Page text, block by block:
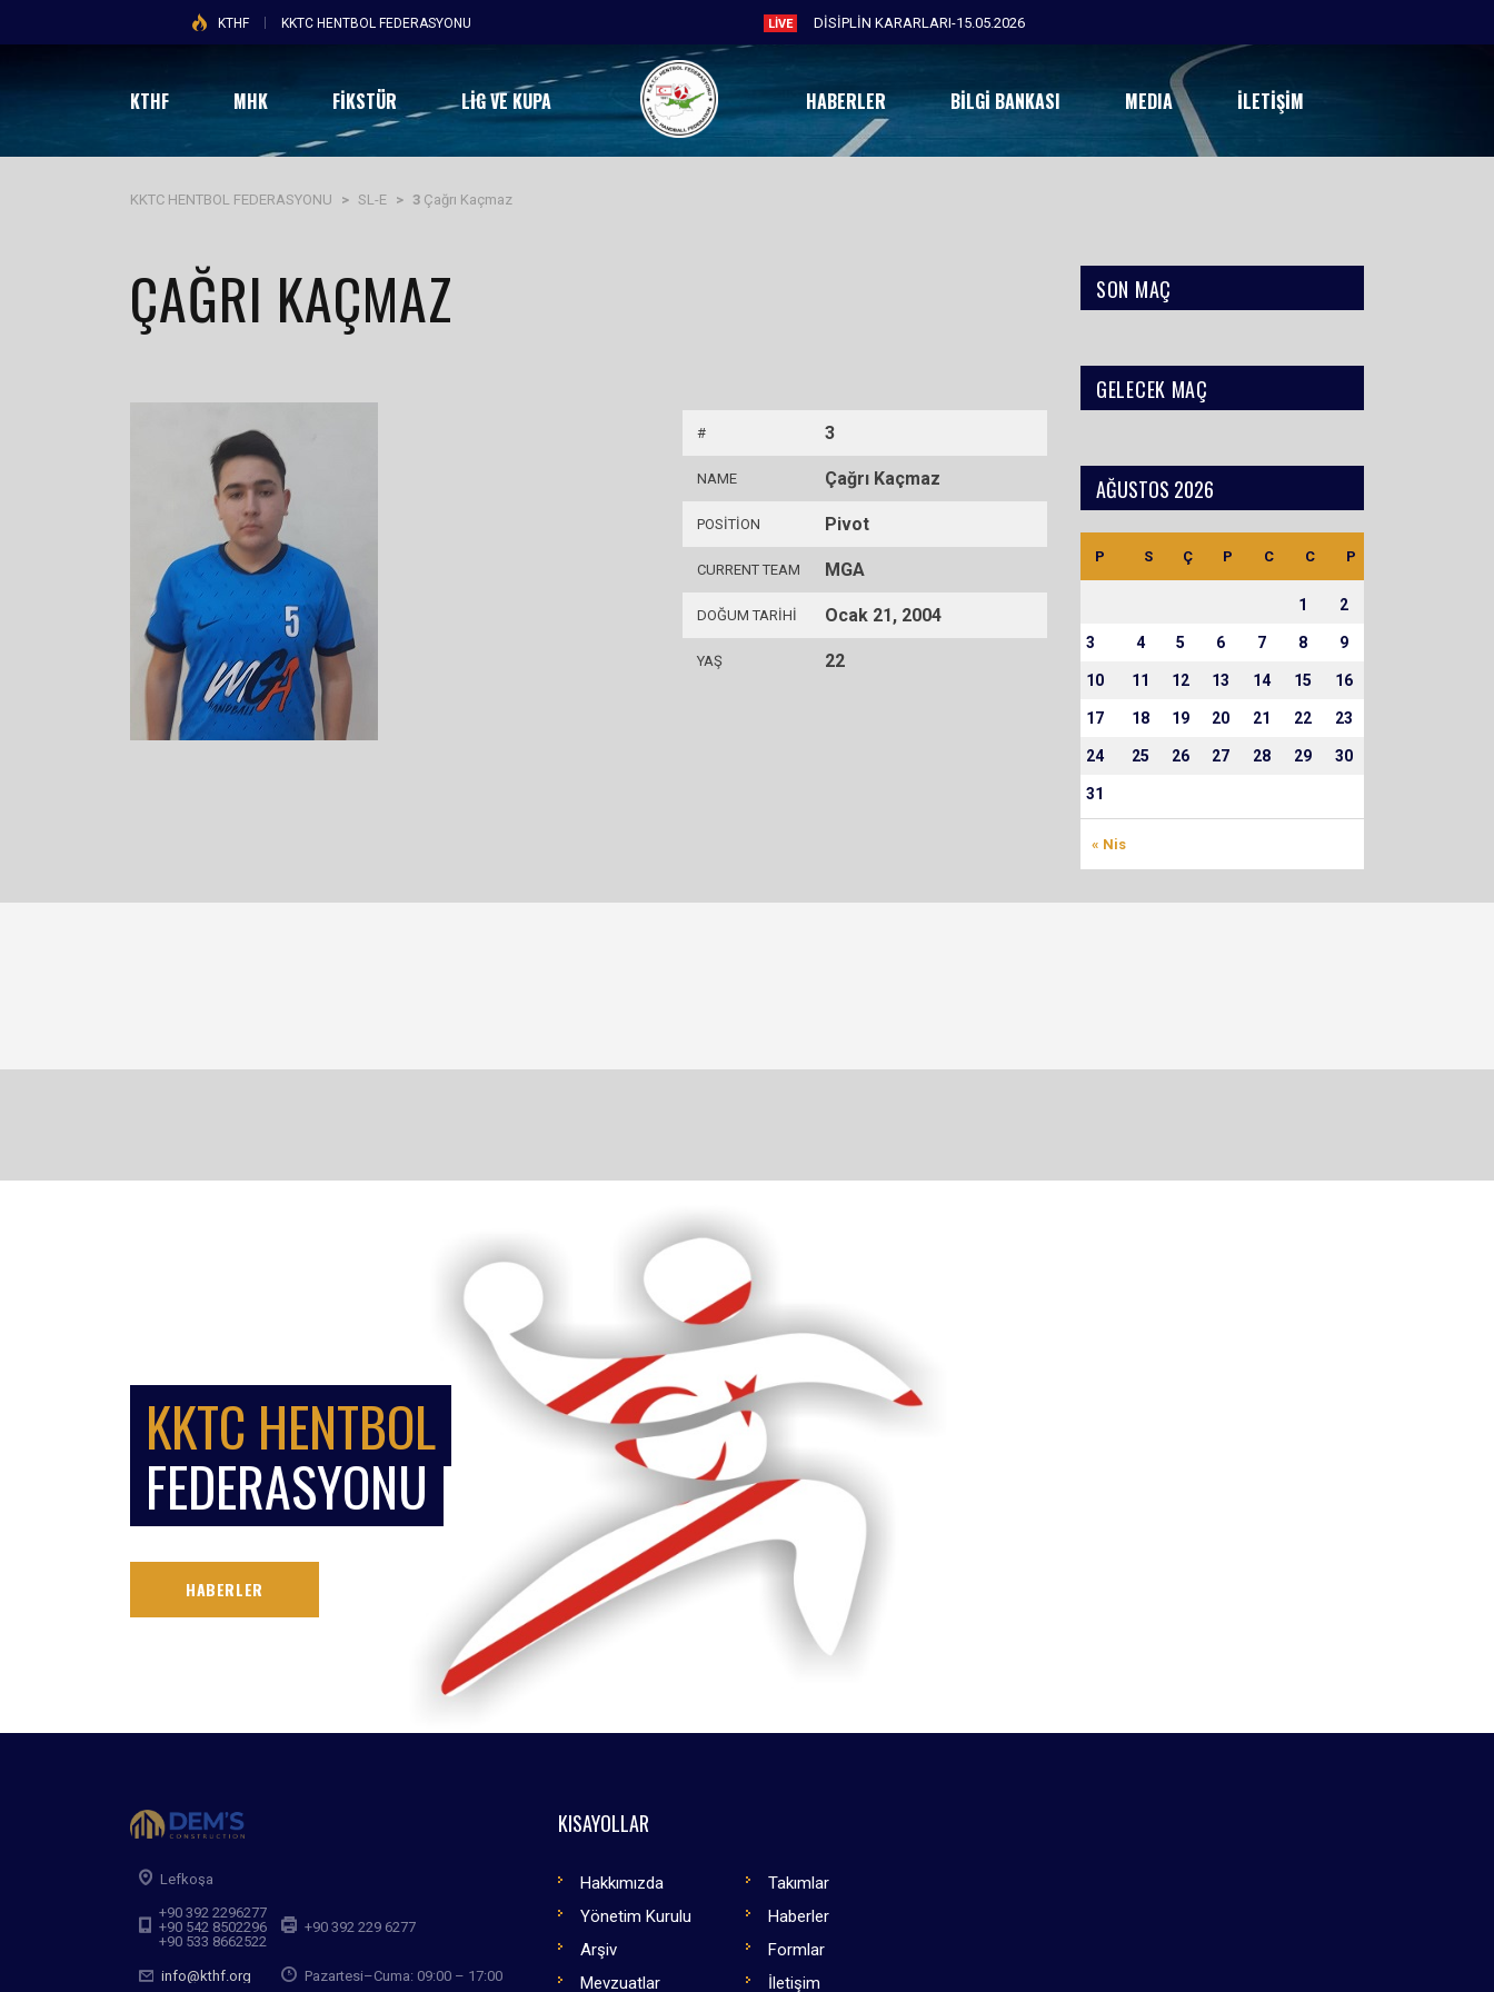
KTHF KKTC HENTBOL FEDERASYONU LIVE DİSİPLİN KARARLARI-15.05.2026
KTHF MHK FİKSTÜR LIG VE KUPA HABERLER BILGI BANKASI MEDIA İLETIŞIM
KKTC HENTBOL FEDERASYONU > SL-E > 3 Çağrı Kaçmaz
ÇAĞRI KAÇMAZ
# 3
NAME Çağrı Kaçmaz
POSITION Pivot
CURRENT TEAM MGA
DOĞUM TARIHI Ocak 21, 2004
YAŞ 22
SON MAÇ
GELECEK MAÇ
AĞUSTOS 2026
P S Ç P C C P
« Nis
1 2
3 4 5 6 7 8 9
10 11 12 13 14 15 16
17 18 19 20 21 22 23
24 25 26 27 28 29 30
31
KKTC HENTBOL
FEDERASYONU
HABERLER
Lefkoşa
+90 392 2296277
+90 542 8502296
+90 533 8662522
+90 392 229 6277
info@kthf.org Pazartesi–Cuma: 09:00 – 17:00
KISAYOLLAR
Hakkımızda
Takımlar
Yönetim Kurulu
Haberler
Arşiv
Formlar
Mevzuatlar
İletişim